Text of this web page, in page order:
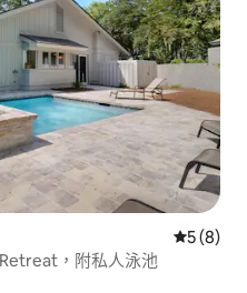
從 8 則評
5 (8)
，附私人泳池